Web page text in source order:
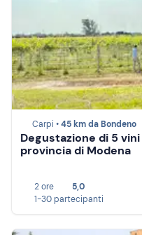
Carpi •45 km da Bondeno
Degustazione di 5
provincia di Modena
2 ore
5,0
1-30 partecipanti